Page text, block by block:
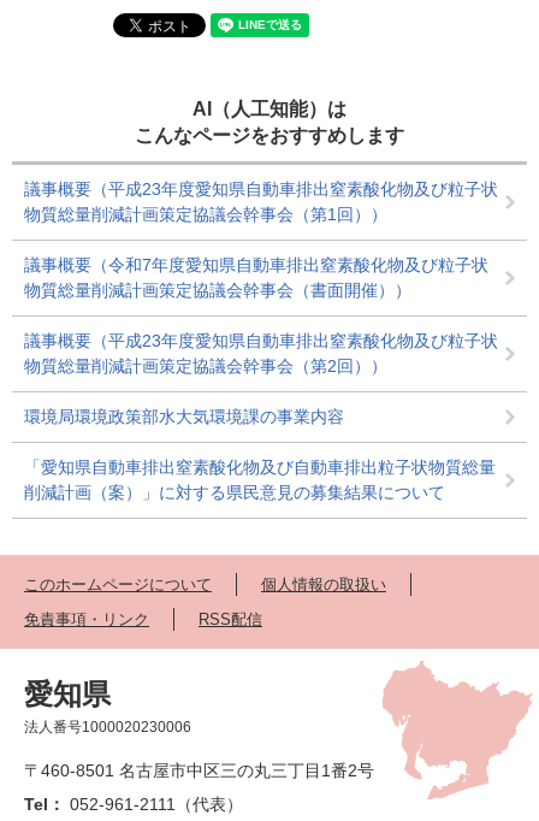
AI（人工知能）は
こんなページをおすすめします
議事概要（平成23年度愛知県自動車排出窒素酸化物及び粒子状
物質総量削減計画策定協議会幹事会（第1回））
議事概要（令和7年度愛知県自動車排出窒素酸化物及び粒子状
物質総量削減計画策定協議会幹事会（書面開催））
議事概要（平成23年度愛知県自動車排出窒素酸化物及び粒子状
物質総量削減計画策定協議会幹事会（第2回））
環境局環境政策部水大気環境課の事業内容
「愛知県自動車排出窒素酸化物及び自動車排出粒子状物質総量
削減計画（案）」に対する県民意見の募集結果について
このホームページについて
個人情報の取扱い
免責事項・リンク
RSS配信
愛知県
法人番号1000020230006
〒460-8501 名古屋市中区三の丸三丁目1番2号
Tel： 052-961-2111（代表）